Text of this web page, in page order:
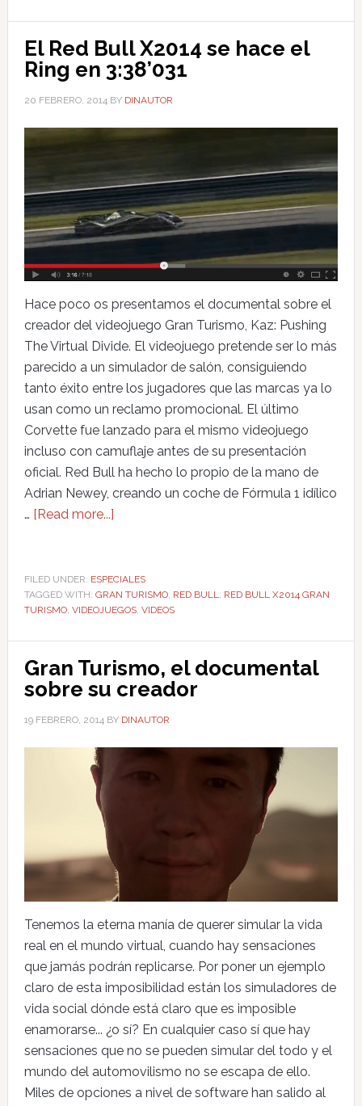
El Red Bull X2014 se hace el
Ring en 3:38’031
20 FEBRERO, 2014 BY DINAUTOR
Hace poco os presentamos el documental sobre el
creador del videojuego Gran Turismo, Kaz: Pushing
The Virtual Divide. El videojuego pretende ser lo más
parecido a un simulador de salón, consiguiendo
tanto éxito entre los jugadores que las marcas ya lo
usan como un reclamo promocional. El último
Corvette fue lanzado para el mismo videojuego
incluso con camuflaje antes de su presentación
oficial. Red Bull ha hecho lo propio de la mano de
Adrian Newey, creando un coche de Fórmula 1 idílico
… [Read more...]
FILED UNDER: ESPECIALES
TAGGED WITH: GRAN TURISMO, RED BULL, RED BULL X2014 GRAN
TURISMO, VIDEOJUEGOS, VIDEOS
Gran Turismo, el documental
sobre su creador
19 FEBRERO, 2014BY DINAUTOR
Tenemos la eterna manía de querer simular la vida
real en el mundo virtual, cuando hay sensaciones
que jamás podrán replicarse. Por poner un ejemplo
claro de esta imposibilidad están los simuladores de
vida social dónde está claro que es imposible
enamorarse... ¿o sí? En cualquier caso sí que hay
sensaciones que no se pueden simular del todo y el
mundo del automovilismo no se escapa de ello.
Miles de opciones a nivel de software han salido al